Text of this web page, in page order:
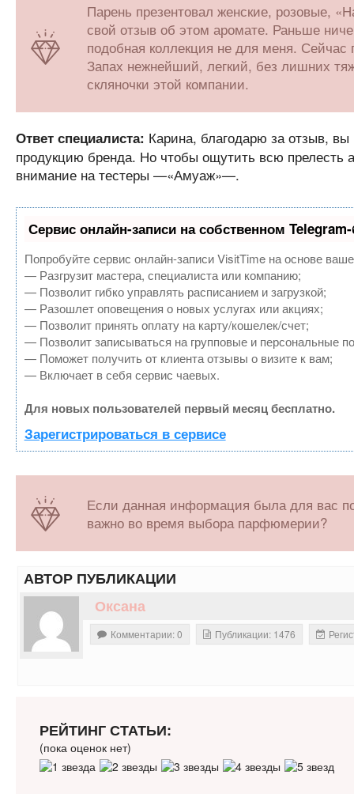
Парень презентовал женские, розовые,
свой отзыв об этом аромате. Раньше
подобная коллекция не для меня.
Запах нежнейший, легкий, без лишних
скляночки этой компании.
Ответ специалиста: Карина, благодарю за отзыв,
продукцию бренда. Но чтобы ощутить всю прелесть
внимание на тестеры —«Амуаж»—.
Сервис онлайн-записи на собственном
Попробуйте сервис онлайн-записи VisitTime на основе
— Разгрузит мастера, специалиста или компанию;
— Позволит гибко управлять расписанием и загрузкой;
— Разошлет оповещения о новых услугах или акциях;
— Позволит принять оплату на карту/кошелек/счет;
— Позволит записываться на групповые и персональные
— Поможет получить от клиента отзывы о визите к вам;
— Включает в себя сервис чаевых.
Для новых пользователей первый месяц бесплатно.
Зарегистрироваться в сервисе
Если данная информация была для вас
важно во время выбора парфюмерии?
АВТОР ПУБЛИКАЦИИ
Оксана
Комментарии: 0 Публикации: 1476
РЕЙТИНГ СТАТЬИ:
(пока оценок нет)